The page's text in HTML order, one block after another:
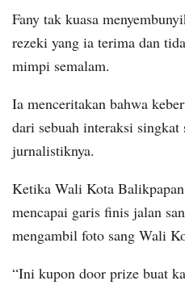
Fany tak kuasa
rezeki yang ia terima dan
mimpi semalam.
Ia menceritakan bahwa
dari sebuah interaksi singkat
jurnalistiknya.
Ketika Wali Kota
mencapai garis finis jalan
mengambil foto sang Wali
“Ini kupon door prize buat